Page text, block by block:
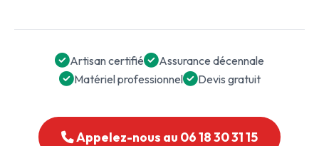
Artisan certifié
Assurance décennale
Matériel professionnel
Devis gratuit
Appelez-nous au 06 18 30 31 15